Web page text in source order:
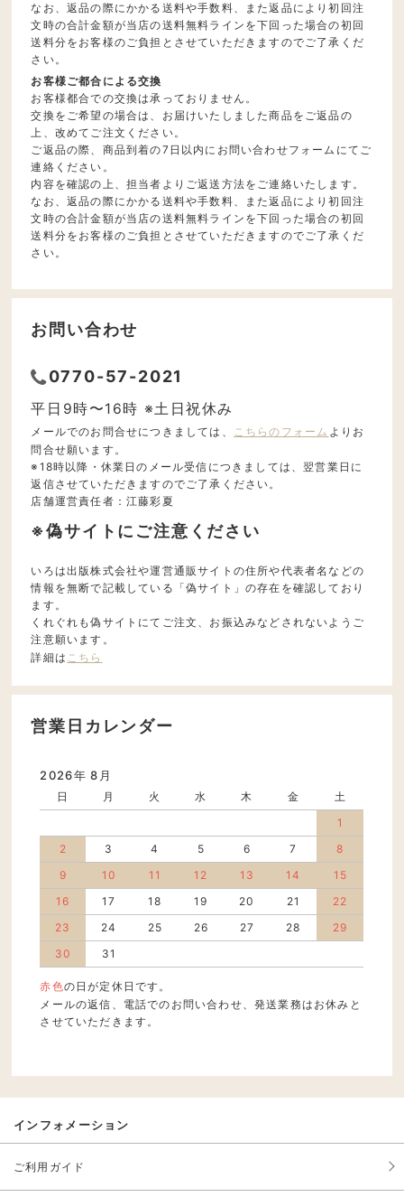
なお、返品の際にかかる送料や手数料、また返品により初回注
文時の合計金額が当店の送料無料ラインを下回った場合の初回
送料分をお客様のご負担とさせていただきますのでご了承くだ
さい。
お客様ご都合による交換
お客様都合での交換は承っておりません。
交換をご希望の場合は、お届けいたしました商品をご返品の
上、改めてご注文ください。
ご返品の際、商品到着の7日以内にお問い合わせフォームにてご
連絡ください。
内容を確認の上、担当者よりご返送方法をご連絡いたします。
なお、返品の際にかかる送料や手数料、また返品により初回注
文時の合計金額が当店の送料無料ラインを下回った場合の初回
送料分をお客様のご負担とさせていただきますのでご了承くだ
さい。
お問い合わせ
0770-57-2021
平日9時〜16時 ※土日祝休み
メールでのお問合せにつきましては、 こちらのフォーム よりお
問合せ願います。
※18時以降・休業日のメール受信につきましては、翌営業日に
返信させていただきますのでご了承ください。
店舗運営責任者：江藤彩夏
※偽サイトにご注意ください
いろは出版株式会社や運営通販サイトの住所や代表者名などの
情報を無断で記載している「偽サイト」の存在を確認しており
ます。
くれぐれも偽サイトにてご注文、お振込みなどされないようご
注意願います。
詳細は こちら
営業日カレンダー
2026年 8月
日 月 火 水 木 金
土
1
2
3 4 5 6 7
8
9
10 11 12 13 14
15
16
17 18 19 20 21
22
23
24 25 26 27 28
29
30
31
赤色の日が定休日です。
メールの返信、電話でのお問い合わせ、発送業務はお休みと
させていただきます。
インフォメーション
ご利用ガイド